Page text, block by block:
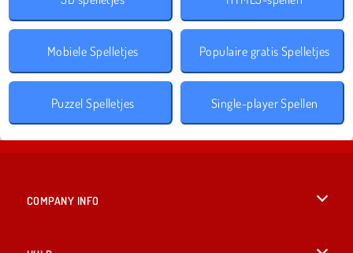
Mobiele Spelletjes Populaire gratis Spelletjes
Puzzel Spelletjes Single-player Spellen
COMPANY INFO